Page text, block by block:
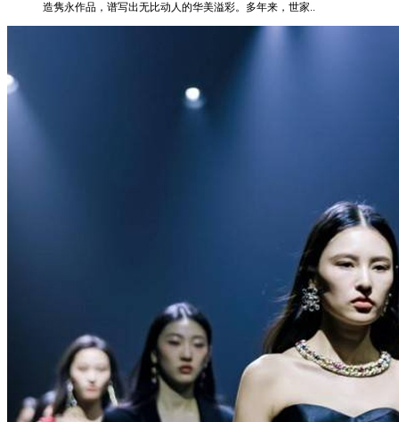
造隽永作品，谱写出无比动人的华美溢彩。多年来，世家..